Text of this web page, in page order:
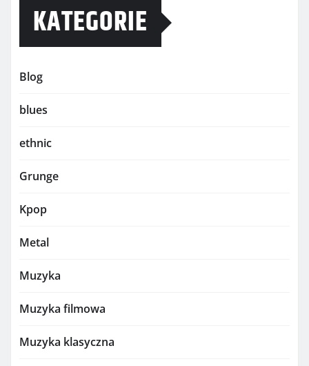
KATEGORIE
Blog
blues
ethnic
Grunge
Kpop
Metal
Muzyka
Muzyka filmowa
Muzyka klasyczna